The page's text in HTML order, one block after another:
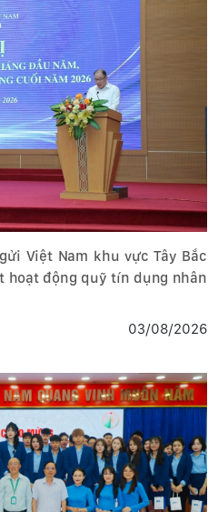
Việt Nam khu vực Tây Bắc
hoạt động quỹ tín dụng nhân
03/08/2026